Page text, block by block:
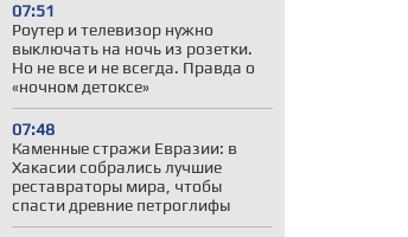
07:51
Роутер и телевизор нужно
выключать на ночь из розетки.
Но не все и не всегда. Правда о
«ночном детоксе»
07:48
Каменные стражи Евразии: в
Хакасии собрались лучшие
реставраторы мира, чтобы
спасти древние петроглифы